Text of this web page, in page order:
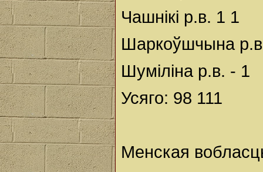
Чашнікі р.в. 1 1
Шаркоўшчына
Шуміліна р.в. - 1
Усяго: 98 111
Менская